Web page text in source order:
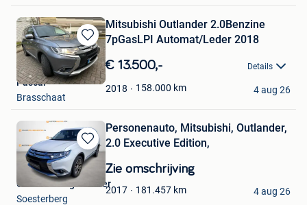
Bewaren
in
Mijn
Favorieten
Mitsubishi Outlander 2.0Benzine
7pGasLPI Automat/Leder 2018
€ 13.500,- Details
2018 158.000 km
Pascal
Brasschaat
4 aug 26
Bewaren
in
Mijn
Favorieten
Personenauto, Mitsubishi, Outlander,
2.0 Executive Edition,
Zie omschrijving
2017 181.457 km
Onlineveilingmeester
Soesterberg
4 aug 26